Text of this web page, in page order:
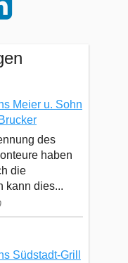
Meier u. Sohn
des
haben
die
kann dies...
Südstadt-Grill